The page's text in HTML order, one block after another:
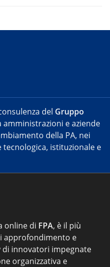
del Gruppo
amministrazioni e aziende
della PA, nei
istituzionale e
online di FPA, è il più
approfondimento e
innovatori impegnate
organizzativa e